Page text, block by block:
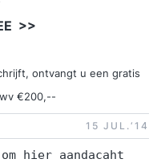
>>
ontvangt u een gratis
€200,--
15 JUL.‘14
hier aandacaht